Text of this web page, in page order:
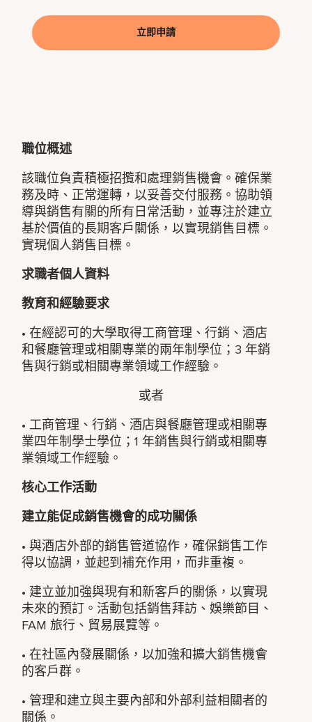
職位概述
該職位負責積極招攬和處理銷售機會。確保業
務及時、正常運轉，以妥善交付服務。協助領
導與銷售有關的所有日常活動，並專注於建立
基於價值的長期客戶關係，以實現銷售目標。
實現個人銷售目標。
求職者個人資料
教育和經驗要求
• 在經認可的大學取得工商管理、行銷、酒店
和餐廳管理或相關專業的兩年制學位；3 年銷
售與行銷或相關專業領域工作經驗。
或者
• 工商管理、行銷、酒店與餐廳管理或相關專
業四年制學士學位；1 年銷售與行銷或相關專
業領域工作經驗。
核心工作活動
建立能促成銷售機會的成功關係
• 與酒店外部的銷售管道協作，確保銷售工作
得以協調，並起到補充作用，而非重複。
• 建立並加強與現有和新客戶的關係，以實現
未來的預訂。活動包括銷售拜訪、娛樂節目、
FAM 旅行、貿易展覽等。
• 在社區內發展關係，以加強和擴大銷售機會
的客戶群。
• 管理和建立與主要內部和外部利益相關者的
關係。
立即申請